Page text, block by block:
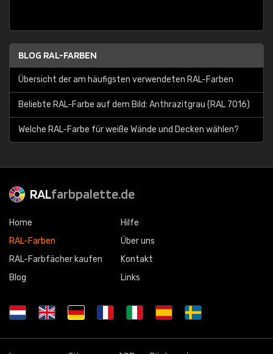
BLOG RAL-FARBEN
Übersicht der am häufigsten verwendeten RAL-Farben
Beliebte RAL-Farbe auf dem Bild: Anthrazitgrau (RAL 7016)
Welche RAL-Farbe für weiße Wände und Decken wählen?
RALfarbpalette.de
Home
RAL-Farben
RAL-Farbfächer kaufen
Blog
Hilfe
Über uns
Kontakt
Links